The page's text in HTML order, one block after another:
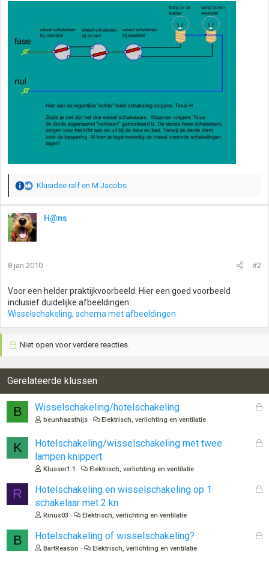
W
a
r
d
e
i
g
n
:
Klusidee ralf en M Jacobs
H@ns
8 jan 2010 #2
Voor een helder praktijkvoorbeeld: Hier een goed voorbeeld
inclusief duidelijke afbeeldingen:
Wisselschakeling, schema met afbeeldingen
Niet open voor verdere reacties.
Gerelateerde klussen
B
G
Wisselschakeling/hotelschakeling
beunhaasthijs Elektrisch, verlichting en ventilatie
K
G
o
Hotelschakeling/wisselschakeling met twee
lampen knippert
Klusser1.1 Elektrisch, verlichting en ventilatie
R
G
o
Hotelschakeling en wisselschakeling op 1
schakelaar met 2 kn
Rinus03 Elektrisch, verlichting en ventilatie
B
G
Hotelschakeling of wisselschakeling?
BartReason Elektrisch, verlichting en ventilatie